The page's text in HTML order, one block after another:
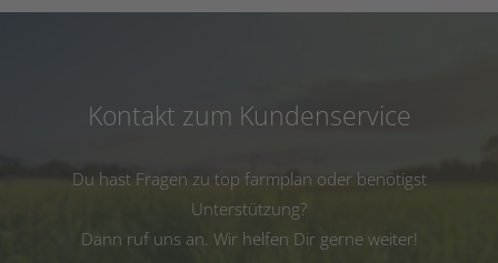
Kontakt zum Kundenservice
Du hast Fragen zu top farmplan oder benötigst
Unterstützung?
Dann ruf uns an. Wir helfen Dir gerne weiter!